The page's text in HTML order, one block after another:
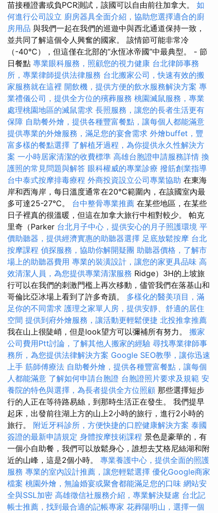
苗接種證書或負PCR測試，該國可以自由前往加拿大。 如
何進行公司設立 廚房器具全面介紹，協助您選擇適合的廚
房用品 與我們一起在我們的巡遊中與西北通道保持一致，
並共同了解這個令人興奮的國家。 該情節可能非常冷
（-40°C），但這僅在北部的“永恆冰帝國”中最典型。 - 節
日餐點 專業眼科服務，照顧您的視力健康 台北律師事務
所，專業律師提供法律服務 台北搬家公司，快速有效的搬
家服務就在這裡 開飲機，提供方便的飲水服務解決方案 專
業禮儀公司，提供全方位的殯葬服務 桃園滅鼠服務，專業
處理桃園地區的滅鼠需求 長照服務，讓您的長者生活更有
保障 自助餐外燴，提供各種豐富餐點，讓每個人都能滿意
提供專業的外燴服務，滿足您的宴會需求 外燴buffet，豐
富多樣的餐點選擇 了解植牙過程，為你提供永久性解決方
案 一小時居家清潔的收費標準 高雄台胞證申請服務詳情 換
護照的常見問題與解答 眼科權威的專業診療 撥筋創業指導
台中泰式按摩排毒療程 外商投資設立公司專業協助 在東海
岸和西海岸，每日溫度通常在20°C範圍內，在該國室內最
多可達25-27°C。 台中整骨專業推薦 在某些地區，在某些
日子裡真的很溫暖，但這在加拿大旅行中相對較少。 帕克
里奇（Parker 台北月子中心，提供安心的月子照護環境 平
價助聽器，提供經濟實惠的助聽器選擇 足底放鬆按摩 台北
按摩課程 偵探服務，協助你解開疑團 助聽器價格，了解市
場上的助聽器費用 專業的裝潢設計，讓您的家更具品味 高
效清潔人員，為您提供專業清潔服務 Ridge）3H的上坡旅
行可以在我們的刺激門檻上再次移動，儘管我們在落基山和
哥倫比亞冰場上看到了許多奇蹟。 多樣化的醫美項目，滿
足你的不同需求 護理之家單人房，提供安靜、舒適的居住
空間 提供到府外燴服務，讓活動更輕鬆便捷 北投推拿推薦
我在山上很陡峭，但是look望方可以彌補所有努力。 搬家
公司費用Ptt討論，了解其他人搬家的經驗 尋找專業律師事
務所，為您提供法律解決方案 Google SEO教學，讓你迅速
上手 筋師傅療法 自助餐外燴，提供各種豐富餐點，讓每個
人都能滿意 了解如何申請台胞證 台胞證照片要求及規範 安
養院的特色與選擇，為長者提供全方位照顧 那些選擇短步
行的人正在等待路易絲，到那時生活正在發生。 我們提早
起床，出發前往湖上方的山上2小時的旅行，進行2小時的
旅行。 附近牙科診所，方便快捷的口腔健康解決方案 泰國
簽證的最新申請規定 身體按摩技術課程 景色是豪華的，有
一個小自助餐，我們可以放鬆身心，誰想去艾格尼絲湖和附
近的山峰，這是2個小時。 專業養護中心，提供全面的照護
服務 專業的室內設計推薦，讓您輕鬆選擇 優化Google商家
檔案 桃園外燴，無論婚宴或聚會都能滿足您的口味 網站安
全與SSL加密 高雄徵信社服務介紹，專業解決疑慮 台北記
帳士推薦，找到最合適的記帳專家 花葬陽明山，選擇一個